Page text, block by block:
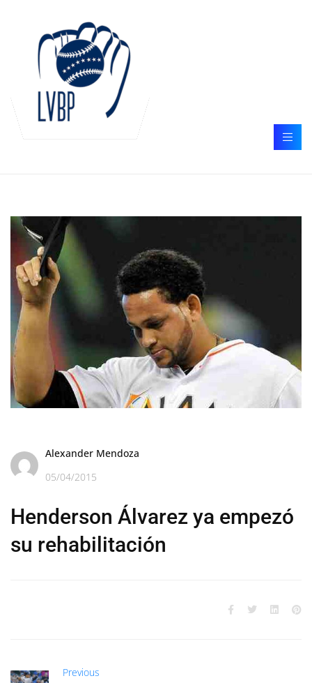
Alexander Mendoza
05/04/2015
Henderson Álvarez ya empezó
su rehabilitación
Previous